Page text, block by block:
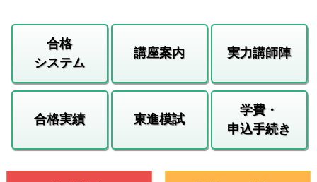
合格
システム
講座案内 実力講師陣
合格実績 東進模試
学費・
申込手続き